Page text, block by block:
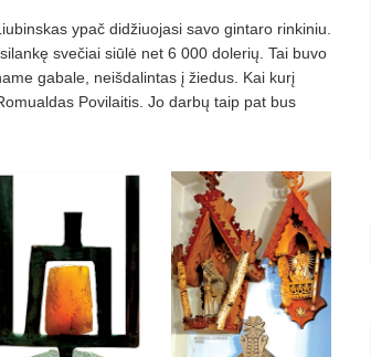
ypač didžiuo­jasi savo gintaro rinkiniu.
svečiai siūlė net 6 000 dolerių . Tai buvo
gabale, neišdalintas į žiedus. Kai kurį
Povilaitis. Jo darbų taip pat bus